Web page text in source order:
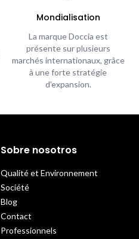
Mondialisation
La marque Doccia est
présente sur plusieurs
marchés internationaux, grâce
à une forte stratégie
d'expansion.
Sobre nosotros
Qualité et Environnement
Société
Blog
Contact
Professionnels